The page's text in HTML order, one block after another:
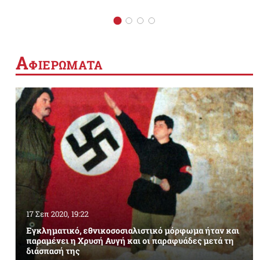
ΑΦΙΕΡΩΜΑΤΑ
17 Σεπ 2020, 19:22
Εγκληματικό, εθνικοσοσιαλιστικό μόρφωμα ήταν και
παραμένει η Χρυσή Αυγή και οι παραφυάδες μετά τη
διάσπασή της